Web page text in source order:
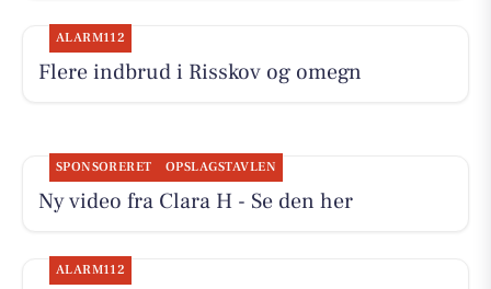
ALARM112
Flere indbrud i Risskov og omegn
SPONSORERET OPSLAGSTAVLEN
Ny video fra Clara H - Se den her
ALARM112